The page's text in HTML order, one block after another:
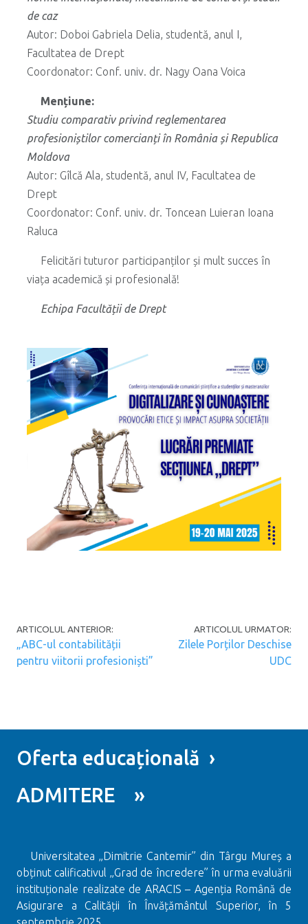
de caz
Autor: Doboi Gabriela Delia, studentă, anul I,
Facultatea de Drept
Coordonator: Conf. univ. dr. Nagy Oana Voica
Mențiune:
Studiu comparativ privind reglementarea
profesioniștilor comercianți în România și Republica
Moldova
Autor: Gîlcă Ala, studentă, anul IV, Facultatea de
Drept
Coordonator: Conf. univ. dr. Toncean Luieran Ioana
Raluca
Felicitări tuturor participanților și mult succes în
viața academică și profesională!
Echipa Facultății de Drept
ARTICOLUL ANTERIOR:
„ABC-ul contabilității
pentru viitorii profesioniști”
ARTICOLUL URMATOR:
Zilele Porților Deschise
UDC
Oferta educațională ›
ADMITERE »
Universitatea „Dimitrie Cantemir” din Târgu Mureș a
obținut calificativul „Grad de încredere” în urma evaluării
instituționale realizate de ARACIS – Agenția Română de
Asigurare a Calității în Învățământul Superior, în 5